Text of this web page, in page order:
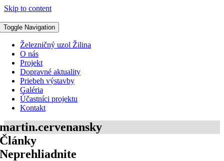
Skip to content
Toggle Navigation
Železničný uzol Žilina
O nás
Projekt
Dopravné aktuality
Priebeh výstavby
Galéria
Účastníci projektu
Kontakt
martin.cervenansky
Články
Neprehliadnite